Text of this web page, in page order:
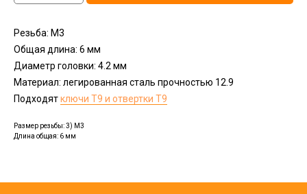
Резьба: М3
Общая длина: 6 мм
Диаметр головки: 4.2 мм
Материал: легированная сталь прочностью 12.9
Подходятключи T9 и отвертки T9
Размер резьбы: 3) M3
Длина общая: 6 мм